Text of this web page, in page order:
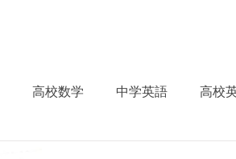
高校数学 中学英語 高校